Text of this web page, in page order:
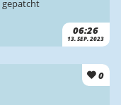
06:26
13. SEP. 2023
gepatcht
0